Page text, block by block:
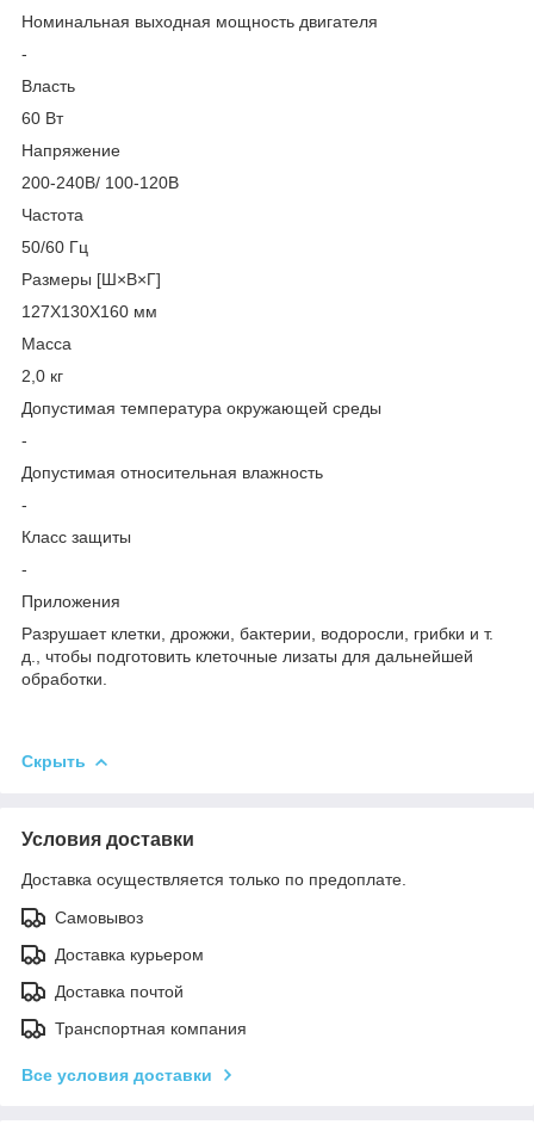
Номинальная выходная мощность двигателя
-
Власть
60 Вт
Напряжение
200-240В/ 100-120В
Частота
50/60 Гц
Размеры [Ш×В×Г]
127X130X160 мм
Масса
2,0 кг
Допустимая температура окружающей среды
-
Допустимая относительная влажность
-
Класс защиты
-
Приложения
Разрушает клетки, дрожжи, бактерии, водоросли, грибки и т.
д., чтобы подготовить клеточные лизаты для дальнейшей
обработки.
Скрыть
Условия доставки
Доставка осуществляется только по предоплате.
Самовывоз
Доставка курьером
Доставка почтой
Транспортная компания
Все условия доставки